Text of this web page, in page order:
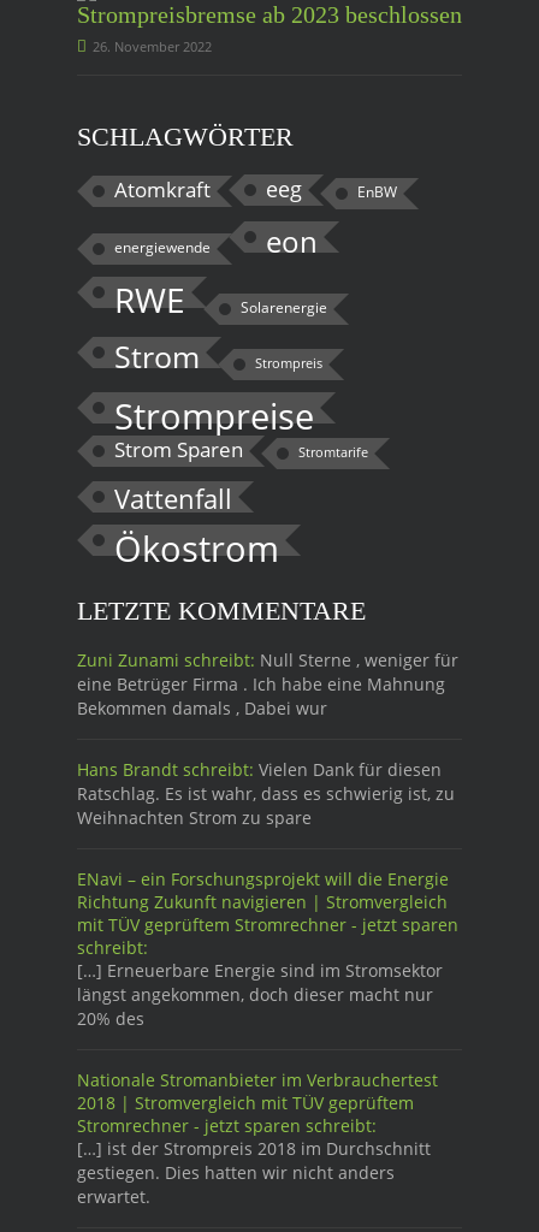
Strompreisbremse ab 2023 beschlossen
26. November 2022
SCHLAGWÖRTER
Atomkraft eeg EnBW
energiewende eon
RWE Solarenergie
Strom Strompreis
Strompreise
Strom Sparen Stromtarife
Vattenfall
Ökostrom
LETZTE KOMMENTARE
Zuni Zunami schreibt: Null Sterne , weniger für
eine Betrüger Firma . Ich habe eine Mahnung
Bekommen damals , Dabei wur
Hans Brandt schreibt: Vielen Dank für diesen
Ratschlag. Es ist wahr, dass es schwierig ist, zu
Weihnachten Strom zu spare
ENavi – ein Forschungsprojekt will die Energie
Richtung Zukunft navigieren | Stromvergleich
mit TÜV geprüftem Stromrechner - jetzt sparen
schreibt:
[…] Erneuerbare Energie sind im Stromsektor
längst angekommen, doch dieser macht nur
20% des
Nationale Stromanbieter im Verbrauchertest
2018 | Stromvergleich mit TÜV geprüftem
Stromrechner - jetzt sparen schreibt:
[…] ist der Strompreis 2018 im Durchschnitt
gestiegen. Dies hatten wir nicht anders
erwartet.